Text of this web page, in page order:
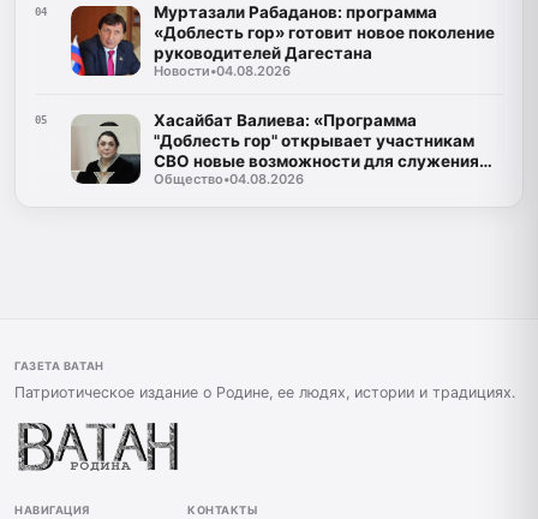
04
Муртазали Рабаданов: программа
«Доблесть гор» готовит новое поколение
руководителей Дагестана
Новости•04.08.2026
05
Хасайбат Валиева: «Программа
"Доблесть гор" открывает участникам
СВО новые возможности для служения
Дагестану»
Общество•04.08.2026
ГАЗЕТА ВАТАН
Патриотическое издание о Родине, ее людях, истории и традициях.
НАВИГАЦИЯ КОНТАКТЫ